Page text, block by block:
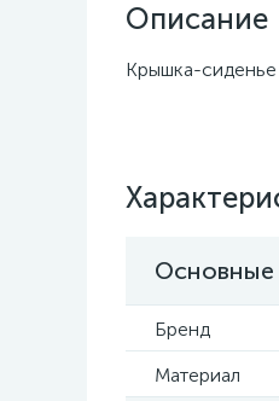
Описание
Крышка-
Основные
Бренд
Материал